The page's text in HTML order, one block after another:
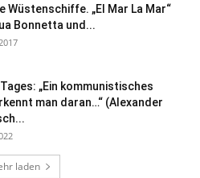
Wüstenschiffe. „El Mar La Mar“
Bonnetta und...
„Ein kommunistisches
man daran…“ (Alexander
laden